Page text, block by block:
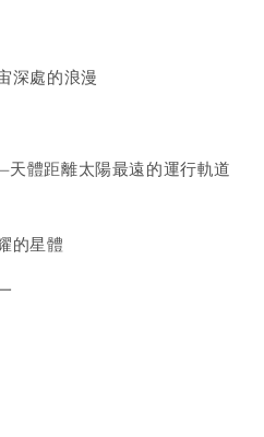
深處的浪漫
體距離太陽最遠的運行軌道
的星體